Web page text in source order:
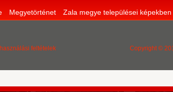
Megyetörténet Zala megye települései képekben
feltételek Copyright ©